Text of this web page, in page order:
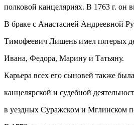
полковой канцеляриях. В 1763 г. он
В браке с Анастасией Андреевной
Тимофеевич Лишень имел пятерых
Ивана, Федора, Марину и Татьяну.
Карьера всех его сыновей также
канцелярской и судебной
в уездных Суражском и Мглинском